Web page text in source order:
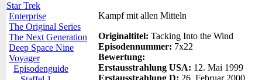
Star Trek
Enterprise
The Original Series
The Next Generation
Deep Space Nine
Voyager
Episodenguide
Kampf mit allen Mitteln
Originaltitel: Tacking Into the Wind
Episodennummer: 7x22
Bewertung:
Erstausstrahlung USA: 12. Mai 1999
Erstausstrahlung D: 26. Februar 2000